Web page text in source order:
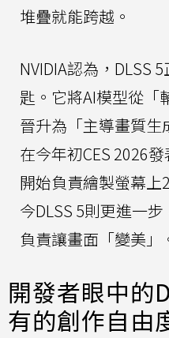
堆疊就能跨越。
NVIDIA認為，DLSS
匙。它將AI模型從「
晉升為「主導畫質生
在今年初CES 2026
開始負責繪製螢幕
今DLSS 5則更進一
負責讓畫面「變美」
開發者眼中的
有的創作自由